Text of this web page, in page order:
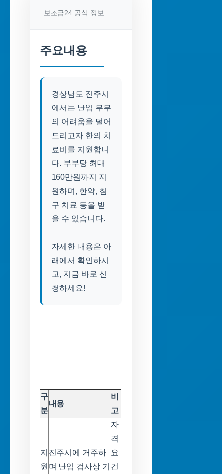
보조금24 공식 정보
주요내용
경상남도 진주시
에서는 난임 부부
의 어려움을 덜어
드리고자 한의 치
료비를 지원합니
다. 부부당 최대
160만원까지 지
원하며, 한약, 침
구 치료 등을 받
을 수 있습니다.
자세한 내용은 아
래에서 확인하시
고, 지금 바로 신
청하세요!
구
분
내용
비
고
지
원
진주시에 거주하
며 난임 검사상 기
자
격
요
건